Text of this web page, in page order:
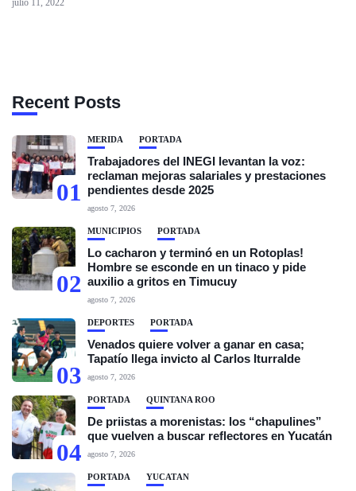
julio 11, 2022
Recent Posts
01
MÉRIDA PORTADA
Trabajadores del INEGI levantan la voz:
reclaman mejoras salariales y prestaciones
pendientes desde 2025
agosto 7, 2026
02
MUNICIPIOS PORTADA
Lo cacharon y terminó en un Rotoplas!
Hombre se esconde en un tinaco y pide
auxilio a gritos en Timucuy
agosto 7, 2026
03
DEPORTES PORTADA
Venados quiere volver a ganar en casa;
Tapatío llega invicto al Carlos Iturralde
agosto 7, 2026
04
PORTADA QUINTANA ROO
De priistas a morenistas: los “chapulines”
que vuelven a buscar reflectores en Yucatán
agosto 7, 2026
PORTADA YUCATÁN